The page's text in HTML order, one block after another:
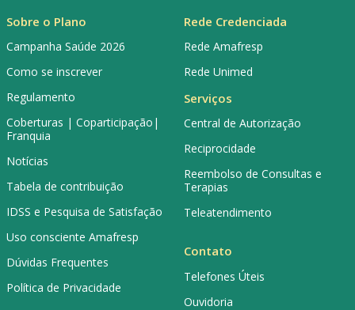
Sobre o Plano
Campanha Saúde 2026
Como se inscrever
Regulamento
Coberturas | Coparticipação|
Franquia
Notícias
Tabela de contribuição
IDSS e Pesquisa de Satisfação
Uso consciente Amafresp
Dúvidas Frequentes
Política de Privacidade
Rede Credenciada
Rede Amafresp
Rede Unimed
Serviços
Central de Autorização
Reciprocidade
Reembolso de Consultas e
Terapias
Teleatendimento
Contato
Telefones Úteis
Ouvidoria